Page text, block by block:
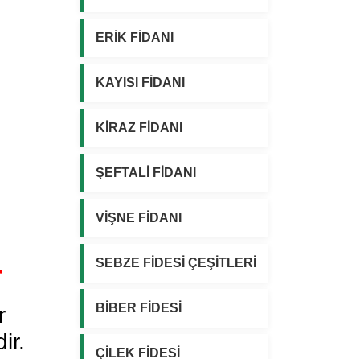
ERİK FİDANI
KAYISI FİDANI
KİRAZ FİDANI
ŞEFTALİ FİDANI
VİŞNE FİDANI
SEBZE FİDESİ ÇEŞİTLERİ
BİBER FİDESİ
ÇİLEK FİDESİ